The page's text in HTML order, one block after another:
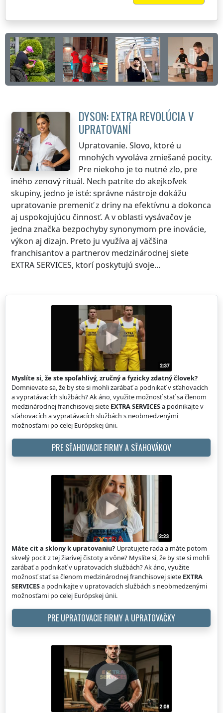
DYSON: EXTRA REVOLÚCIA V
UPRATOVANÍ
Upratovanie. Slovo, ktoré u
mnohých vyvoláva zmiešané pocity.
Pre niekoho je to nutné zlo, pre
iného zenový rituál. Nech patríte do akejkoľvek
skupiny, jedno je isté: správne nástroje dokážu
upratovanie premeniť z driny na efektívnu a dokonca
aj uspokojujúcu činnosť. A v oblasti vysávačov je
jedna značka bezpochyby synonymom pre inovácie,
výkon aj dizajn. Preto ju využíva aj väčšina
franchisantov a partnerov medzinárodnej siete
EXTRA SERVICES, ktorí poskytujú svoje...
Myslíte si, že ste spoľahlivý, zručný a fyzicky zdatný človek?
Domnievate sa, že by ste si mohli zarábať a podnikať v sťahovacích
a vypratávacích službách? Ak áno, využite možnosť stať sa členom
medzinárodnej franchisovej siete EXTRA SERVICESa podnikajte v
sťahovacích a vypratávacích službách s neobmedzenými
možnosťami po celej Európskej únii.
PRE SŤAHOVACIE FIRMY A SŤAHOVÁKOV
Máte cit a sklony k upratovaniu? Upratujete rada a máte potom
skvelý pocit z tej žiarivej čistoty a vône? Myslíte si, že by ste si mohli
zarábať a podnikať v upratovacích službách? Ak áno, využite
možnosť stať sa členom medzinárodnej franchisovej siete EXTRA
SERVICESa podnikajte v upratovacích službách s neobmedzenými
možnosťami po celej Európskej únii.
PRE UPRATOVACIE FIRMY A UPRATOVAČKY